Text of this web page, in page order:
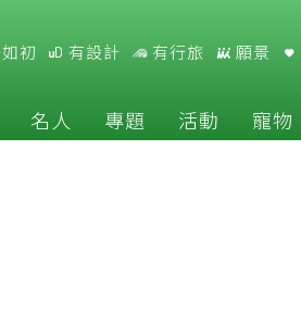
初 有設計 有行旅 願景
名人 專題 活動 寵物